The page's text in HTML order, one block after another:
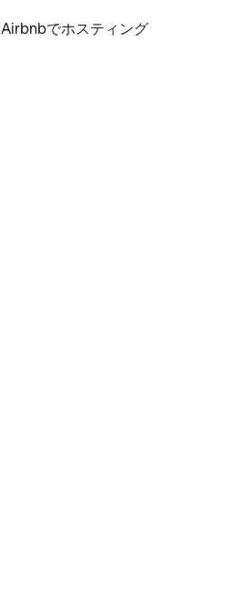
Airbnbでホスティング